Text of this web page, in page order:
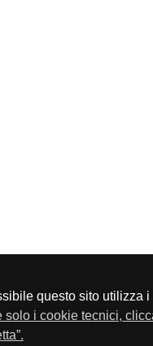
questo sito utilizza i
i cookie tecnici,
- Telefono 030-